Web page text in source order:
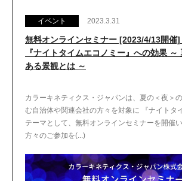
イベント 2023.3.31
無料オンラインセミナー [2023/4/13開催]
『ナイトタイムエコノミー』への効果
ある景観とは ～
カラーキネティクス・ジャパンは、夏の＜夜＞
む自治体や関連会社の方々を対象に 『ナイトタ
テーマとして、無料オンラインセミナーを開催
方々のご参加を(...)